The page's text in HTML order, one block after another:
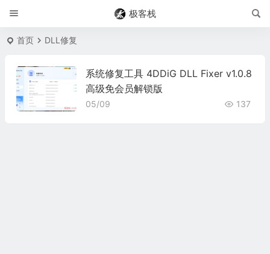
极客栈
首页 DLL修复
系统修复工具 4DDiG DLL Fixer v1.0.8
高级免会员解锁版
05/09 137